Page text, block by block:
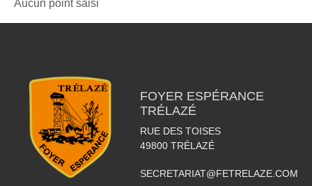
Aucun point saisi
FOYER ESPÉRANCE
TRÉLAZÉ
RUE DES TOISES
49800 TRÉLAZÉ
SECRETARIAT@FETRELAZE.COM